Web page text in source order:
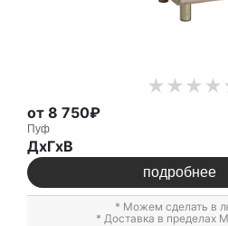
от 8 750₽
Пуф
ДxГxВ
подробнее
* Можем сделать в
* Доставка в пределах